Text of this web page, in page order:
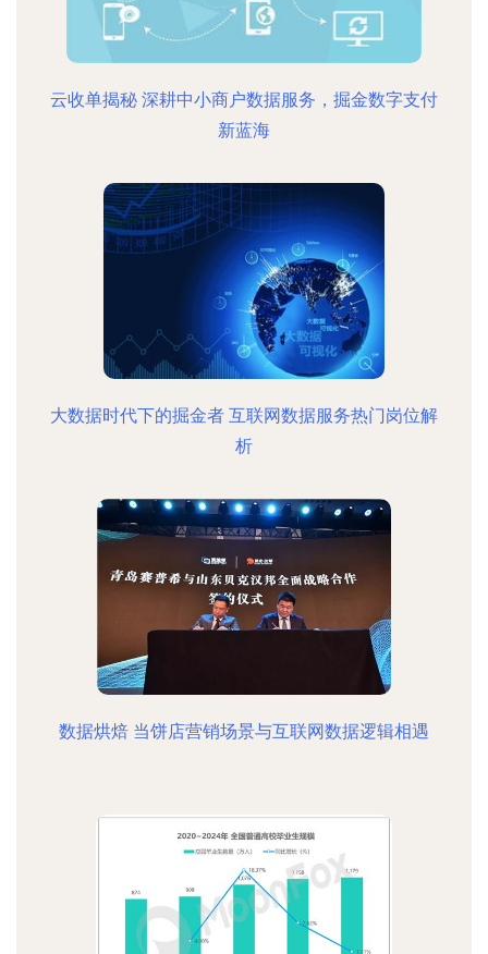
云收单揭秘 深耕中小商户数据服务，掘金数字支付
新蓝海
大数据时代下的掘金者 互联网数据服务热门岗位解
析
数据烘焙 当饼店营销场景与互联网数据逻辑相遇